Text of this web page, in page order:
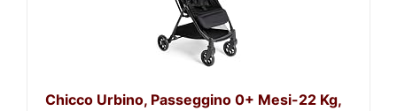
Chicco Urbino, Passeggino 0+ Mesi-22 Kg,